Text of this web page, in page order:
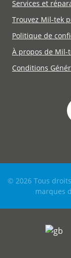
Services et
Trouvez Mil-tek
Politique de
À propos de Mil-
Conditions
© 2026 Tous
marques